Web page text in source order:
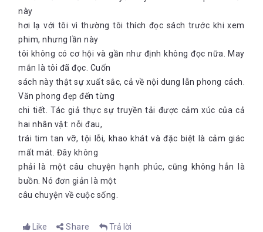
này
hơi lạ với tôi vì thường tôi thích đọc sách trước khi xem
phim, nhưng lần này
tôi không có cơ hội và gần như định không đọc nữa. May
mắn là tôi đã đọc. Cuốn
sách này thật sự xuất sắc, cả về nội dung lẫn phong cách.
Văn phong đẹp đến từng
chi tiết. Tác giả thực sự truyền tải được cảm xúc của cả
hai nhân vật: nỗi đau,
trái tim tan vỡ, tội lỗi, khao khát và đặc biệt là cảm giác
mất mát. Đây không
phải là một câu chuyện hạnh phúc, cũng không hẳn là
buồn. Nó đơn giản là một
câu chuyện về cuộc sống.
Like Share Trả lời